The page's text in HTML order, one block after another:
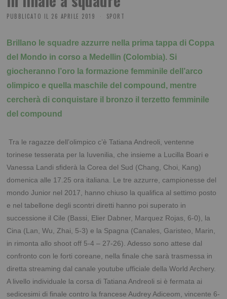
PUBBLICATO IL 26 APRILE 2019 SPORT
Brillano le squadre azzurre nella prima tappa di Coppa
del Mondo in corso a Medellin (Colombia). Si
giocheranno l’oro la formazione femminile dell’arco
olimpico e quella maschile del compound, mentre
cercherà di conquistare il bronzo il terzetto femminile
del compound
Tra le ragazze dell’olimpico c’è Tatiana Andreoli, ventenne
torinese tesserata per la Iuvenilia, che insieme a Lucilla Boari e
Vanessa Landi sfiderà la Corea del Sud (Chang, Choi, Kang)
domenica alle 17.25 ora italiana. Le tre azzurre, campionesse del
mondo Junior nel 2017, hanno chiuso la qualifica al settimo posto
e nel tabellone degli scontri diretti hanno poi superato in
successione il Cile (Bassi, Elier Dabner, Marquez Rojas, 6-0), la
Cina (Lan, Wu, Zhai, 5-3) e la Spagna (Canales, Garisteo, Marin,
in rimonta allo shoot off 5-4 – 27-26). Adesso sono attese dal
confronto con le forti coreane, nella finale che sarà trasmessa in
diretta streaming dal canale youtube ufficiale della World Archery.
A livello individuale la corsa di Tatiana Andreoli si è fermata ai
sedicesimi di finale contro la francese Audrey Adiceom, vincente 6-